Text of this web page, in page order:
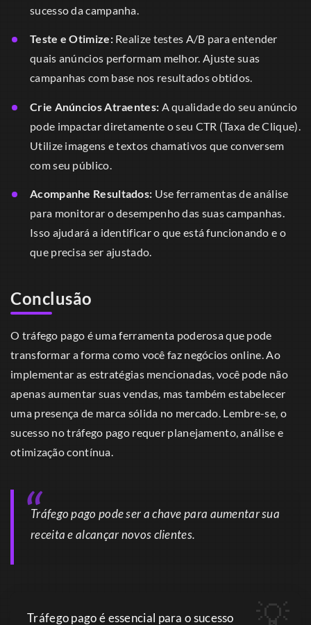
sucesso da campanha.
Teste e Otimize:Realize testes A/B para entender
quais anúncios performam melhor. Ajuste suas
campanhas com base nos resultados obtidos.
Crie Anúncios Atraentes: A qualidade do seu anúncio
pode impactar diretamente o seu CTR (Taxa de Clique).
Utilize imagens e textos chamativos que conversem
com seu público.
Acompanhe Resultados: Use ferramentas de análise
para monitorar o desempenho das suas campanhas.
Isso ajudará a identificar o que está funcionando e o
que precisa ser ajustado.
Conclusão
O tráfego pago é uma ferramenta poderosa que pode
transformar a forma como você faz negócios online. Ao
implementar as estratégias mencionadas, você pode não
apenas aumentar suas vendas, mas também estabelecer
uma presença de marca sólida no mercado. Lembre-se, o
sucesso no tráfego pago requer planejamento, análise e
otimização contínua.
Tráfego pago pode ser a chave para aumentar sua
receita e alcançar novos clientes.
Tráfego pago é essencial para o sucesso